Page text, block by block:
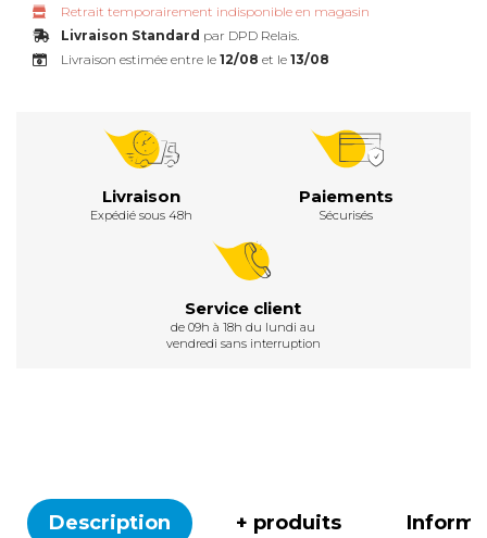
Retrait temporairement indisponible en magasin
Livraison Standard par DPD Relais.
Livraison estimée entre le 12/08 et le 13/08
Livraison
Expédié sous 48h
Paiements
Sécurisés
Service client
de 09h à 18h du lundi au
vendredi sans interruption
Description + produits